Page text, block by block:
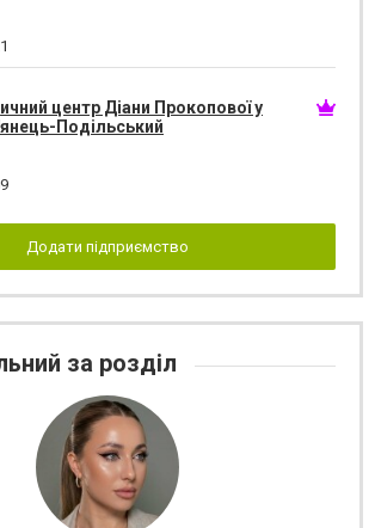
центр Діани Прокопової у
Подільський
Додати підприємство
за розділ